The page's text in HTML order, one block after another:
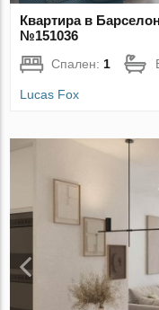
Квартира в
№151036
Спален: 1
Lucas Fox